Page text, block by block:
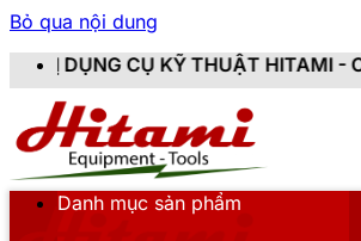
Bỏ qua nội dung
THUẬT HITAMI - CUNG CẤP
Danh mục sản phẩm